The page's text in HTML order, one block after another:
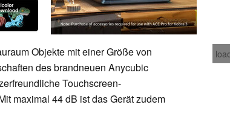
Objekte mit einer Größe von
des brandneuen Anycubic
Touchscreen-
maximal 44 dB ist das Gerät zudem